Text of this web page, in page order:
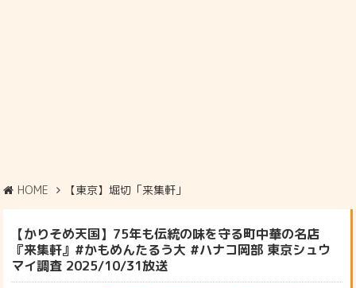
HOME 【東京】堀切「来集軒」
【かりそめ天国】75年も伝統の味を守る町中華の名店
『来集軒』#かもめんたるう大 #ハナコ岡部 東京シュウ
マイ調査 2025/10/31放送